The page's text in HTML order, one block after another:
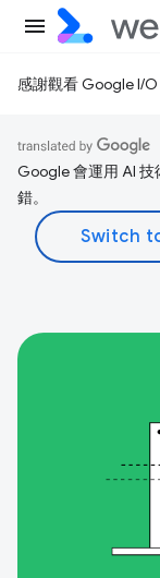
感謝觀看 Google I/O
Google 會運用 AI
錯。